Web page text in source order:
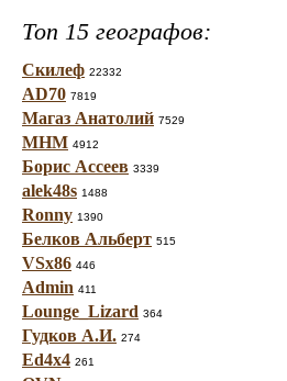
Топ 15 географов:
Скилеф 22332
AD70 7819
Магаз Анатолий 7529
МНМ 4912
Борис Ассеев 3339
alek48s 1488
Ronny 1390
Белков Альберт 515
VSx86 446
Admin 411
Lounge_Lizard 364
Гудков А.И. 274
Ed4x4 261